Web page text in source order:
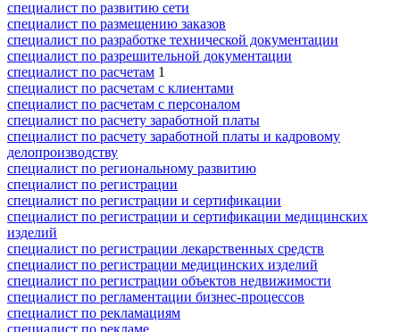
специалист по развитию сети
специалист по размещению заказов
специалист по разработке технической документации
специалист по разрешительной документации
специалист по расчетам 1
специалист по расчетам с клиентами
специалист по расчетам с персоналом
специалист по расчету заработной платы
специалист по расчету заработной платы и кадровому
делопроизводству
специалист по региональному развитию
специалист по регистрации
специалист по регистрации и сертификации
специалист по регистрации и сертификации медицинских
изделий
специалист по регистрации лекарственных средств
специалист по регистрации медицинских изделий
специалист по регистрации объектов недвижимости
специалист по регламентации бизнес-процессов
специалист по рекламациям
специалист по рекламе